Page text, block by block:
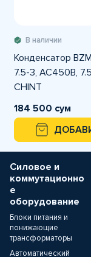
В наличии
Конденсатор
7.5-3, АС450В,
CHINT
184 500 сум
Силовое и
коммутационно
е
оборудование
Блоки питания и
понижающие
трансформаторы
Автоматический